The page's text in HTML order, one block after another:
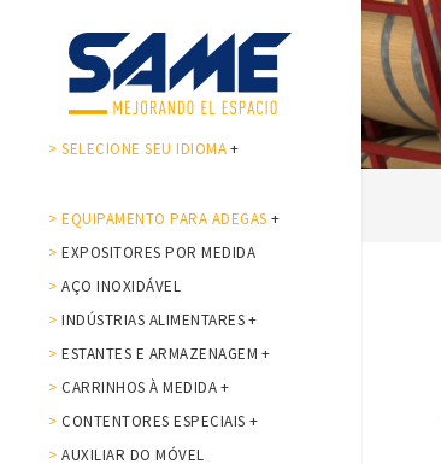
> SELECIONE SEU IDIOMA+
> EQUIPAMENTO PARA ADEGAS +
> EXPOSITORES POR MEDIDA
> AÇO INOXIDÁVEL
> INDÚSTRIAS ALIMENTARES+
> ESTANTES E ARMAZENAGEM +
> CARRINHOS À MEDIDA+
> CONTENTORES ESPECIAIS +
> AUXILIAR DO MÓVEL